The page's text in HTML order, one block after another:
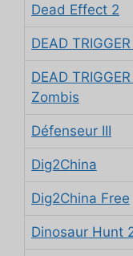
Dead Effect 2
DEAD
DEAD
Zombis
Défenseur III
Dig2China
Dig2China Free
Dinosaur Hunt